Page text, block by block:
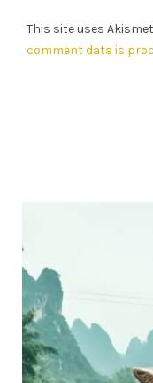
This site uses
comment data is